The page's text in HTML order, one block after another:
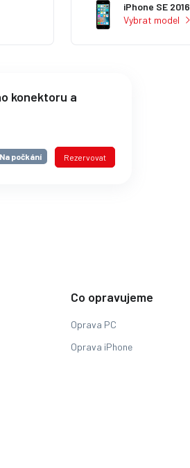
iPhone SE 2016
Vybrat model
konektoru a
Na počkání Rezervovat
Co opravujeme
Oprava PC
Oprava iPhone